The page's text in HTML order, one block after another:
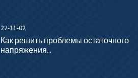
22-11-02
Как решить проблемы остаточного
напряжения...